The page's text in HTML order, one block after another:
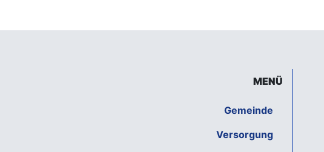
MENÜ
Gemeinde
Versorgung